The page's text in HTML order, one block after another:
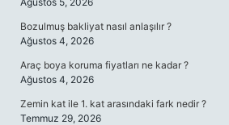
Bozulmuş bakliyat nasıl anlaşılır ?
Ağustos 4, 2026
Araç boya koruma fiyatları ne kadar ?
Ağustos 4, 2026
Zemin kat ile 1. kat arasındaki fark nedir ?
Temmuz 29, 2026